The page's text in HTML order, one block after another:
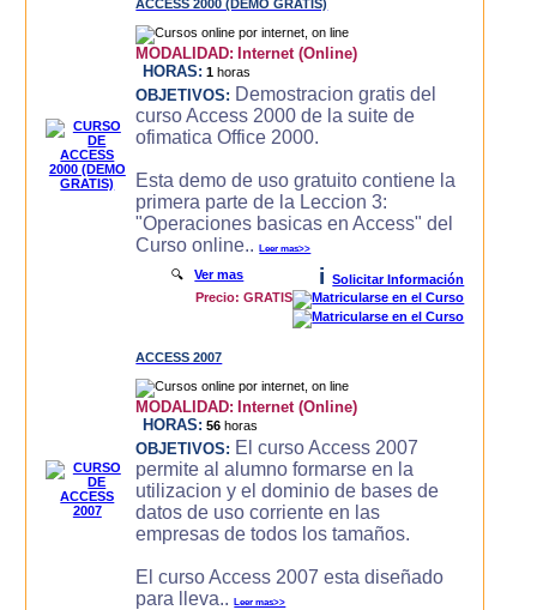
ACCESS 2000 (DEMO GRATIS)
MODALIDAD: Internet (Online)
HORAS: 1 horas
OBJETIVOS: Demostracion gratis del
curso Access 2000 de la suite de
ofimatica Office 2000.
Esta demo de uso gratuito contiene la
primera parte de la Leccion 3:
"Operaciones basicas en Access" del
Curso online..Leer mas>>
🔍Ver mas i
Solicitar Información
Precio: GRATIS
ACCESS 2007
MODALIDAD: Internet (Online)
HORAS: 56 horas
OBJETIVOS: El curso Access 2007
permite al alumno formarse en la
utilizacion y el dominio de bases de
datos de uso corriente en las
empresas de todos los tamaños.
El curso Access 2007 esta diseñado
para lleva..Leer mas>>